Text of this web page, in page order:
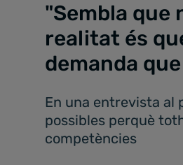
"Sembla que
realitat és
demanda
En una entrevista al
possibles perquè
competències